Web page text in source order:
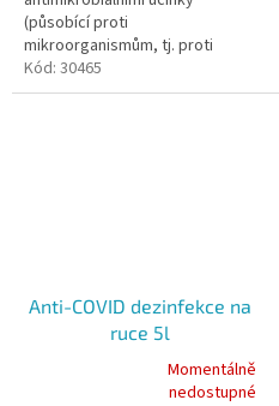
(působící proti
mikroorganismům, tj. proti
bakteriím, virům, houbám a
parazitům). S vysokým podílem
Kód: 30465
Anti-COVID dezinfekce na
ruce 5l
Momentálně
nedostupné